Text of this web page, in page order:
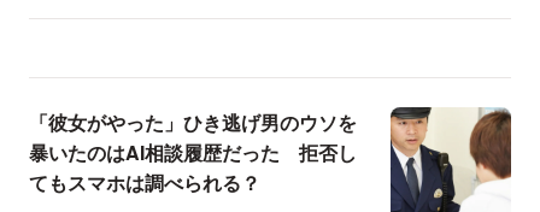
「彼女がやった」ひき逃げ男のウソを
暴いたのはAI相談履歴だった 拒否し
てもスマホは調べられる？